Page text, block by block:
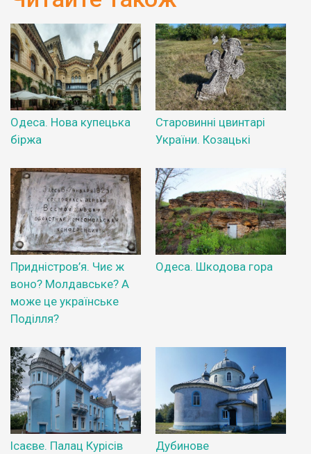
Одеса. Нова купецька
біржа
Старовинні цвинтарі
України. Козацькі
Придністров’я. Чиє ж
воно? Молдавське? А
може це українське
Поділля?
Одеса. Шкодова гора
Ісаєве. Палац Курісів Дубинове